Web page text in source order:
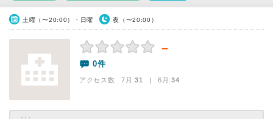
土曜（〜20:00）・日曜 夜（〜20:00）
－
0件
アクセス数 7月:31 | 6月:34